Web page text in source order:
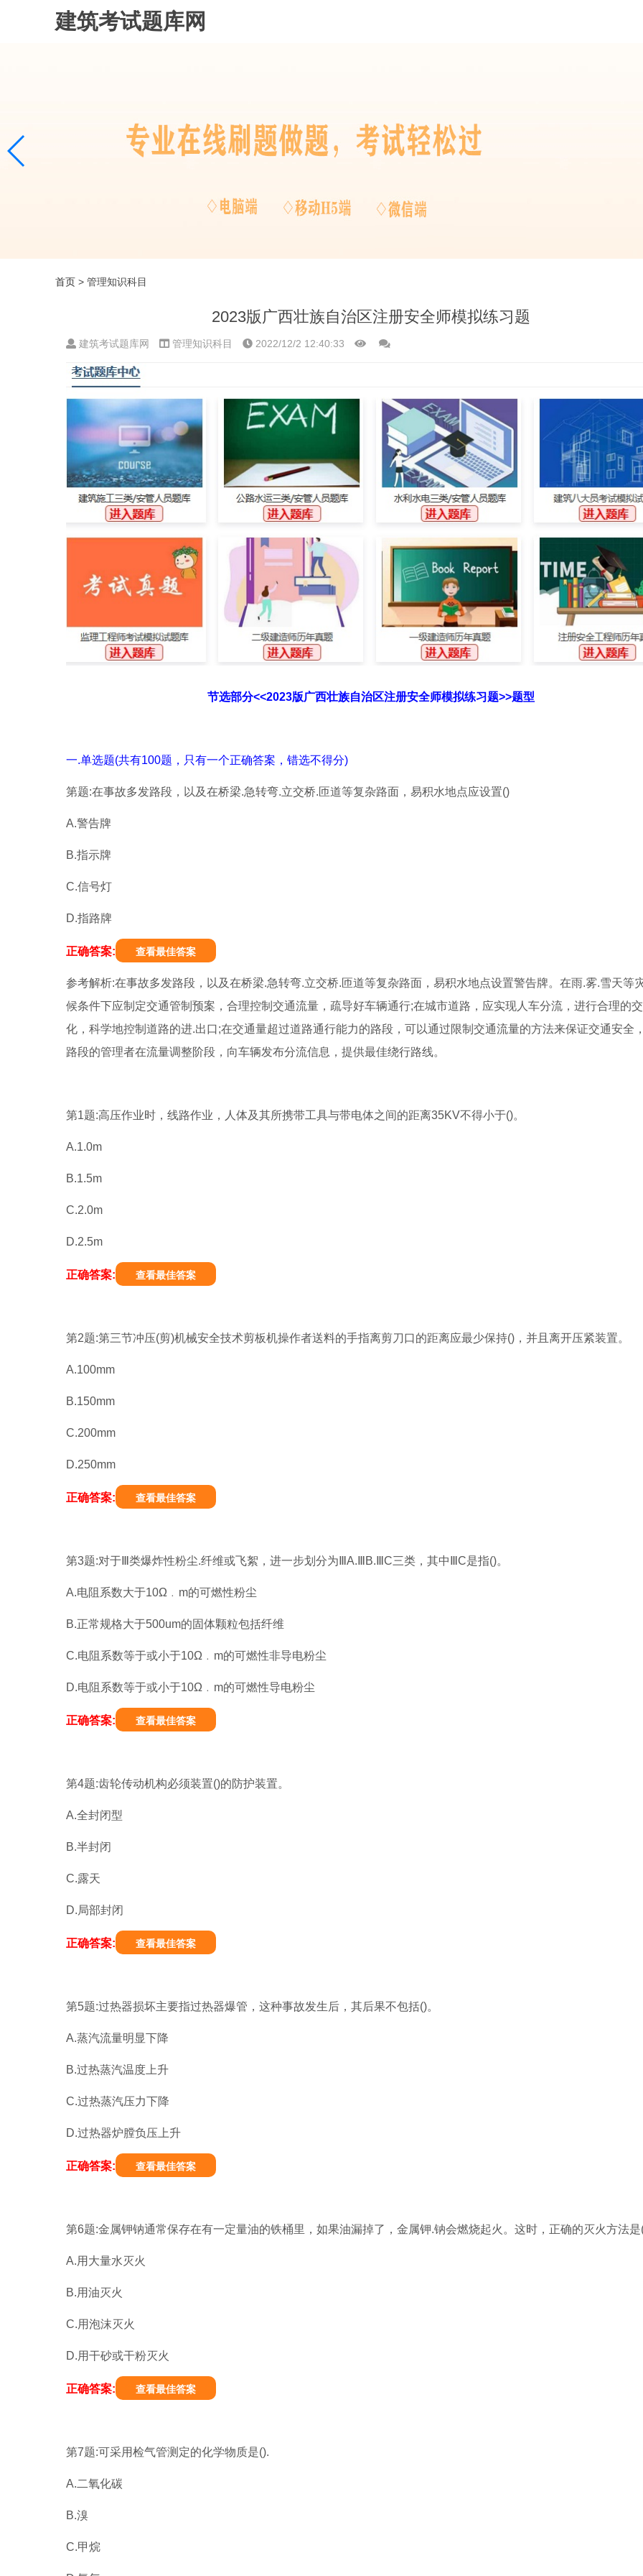
建筑考试题库网
首页 > 管理知识科目
2023版广西壮族自治区注册安全师模拟练习题
建筑考试题库网 管理知识科目 2022/12/2 12:40:33
节选部分<<2023版广西壮族自治区注册安全师模拟练习题>>题型
一.单选题(共有100题，只有一个正确答案，错选不得分)
第题:在事故多发路段，以及在桥梁.急转弯.立交桥.匝道等复杂路面，易积水地点应设置()
A.警告牌
B.指示牌
C.信号灯
D.指路牌
正确答案: 查看最佳答案
参考解析:在事故多发路段，以及在桥梁.急转弯.立交桥.匝道等复杂路面，易积水地点设置警告牌。在雨.雾.雪天等
候条件下应制定交通管制预案，合理控制交通流量，疏导好车辆通行;在城市道路，应实现人车分流，进行合理的
化，科学地控制道路的进.出口;在交通量超过道路通行能力的路段，可以通过限制交通流量的方法来保证交通安全
路段的管理者在流量调整阶段，向车辆发布分流信息，提供最佳绕行路线。
第1题:高压作业时，线路作业，人体及其所携带工具与带电体之间的距离35KV不得小于()。
A.1.0m
B.1.5m
C.2.0m
D.2.5m
正确答案: 查看最佳答案
第2题:第三节冲压(剪)机械安全技术剪板机操作者送料的手指离剪刀口的距离应最少保持()，并且离开压紧装置。
A.100mm
B.150mm
C.200mm
D.250mm
正确答案: 查看最佳答案
第3题:对于Ⅲ类爆炸性粉尘.纤维或飞絮，进一步划分为ⅢA.ⅢB.ⅢC三类，其中ⅢC是指()。
A.电阻系数大于10Ω﹒m的可燃性粉尘
B.正常规格大于500um的固体颗粒包括纤维
C.电阻系数等于或小于10Ω﹒m的可燃性非导电粉尘
D.电阻系数等于或小于10Ω﹒m的可燃性导电粉尘
正确答案: 查看最佳答案
第4题:齿轮传动机构必须装置()的防护装置。
A.全封闭型
B.半封闭
C.露天
D.局部封闭
正确答案: 查看最佳答案
第5题:过热器损坏主要指过热器爆管，这种事故发生后，其后果不包括()。
A.蒸汽流量明显下降
B.过热蒸汽温度上升
C.过热蒸汽压力下降
D.过热器炉膛负压上升
正确答案: 查看最佳答案
第6题:金属钾钠通常保存在有一定量油的铁桶里，如果油漏掉了，金属钾.钠会燃烧起火。这时，正确的灭火方法是
A.用大量水灭火
B.用油灭火
C.用泡沫灭火
D.用干砂或干粉灭火
正确答案: 查看最佳答案
第7题:可采用检气管测定的化学物质是().
A.二氧化碳
B.溴
C.甲烷